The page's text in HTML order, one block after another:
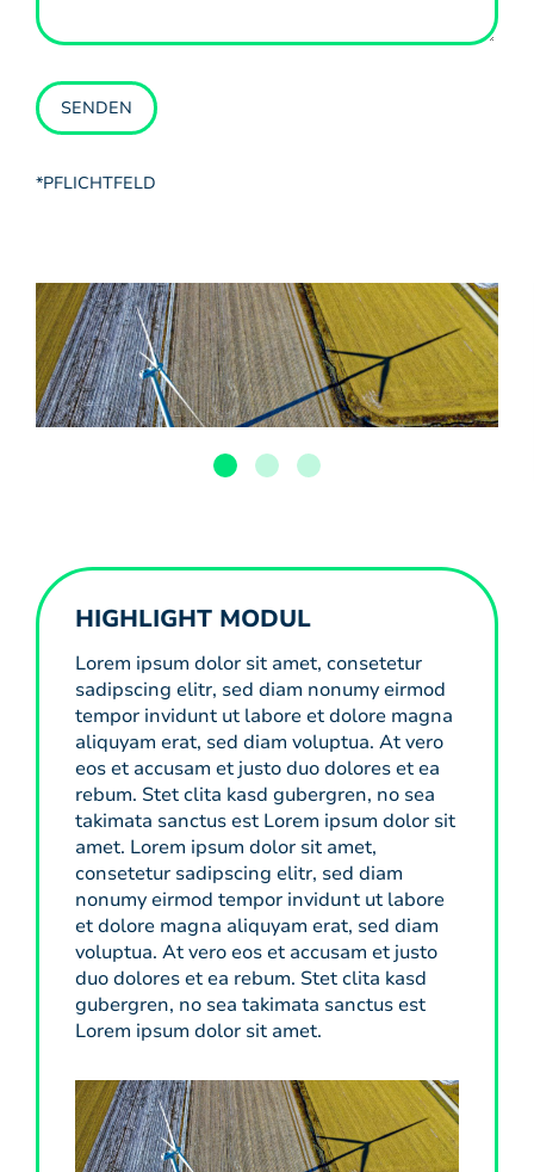
SENDEN
*PFLICHTFELD
HIGHLIGHT MODUL
Lorem ipsum dolor sit amet, consetetur
sadipscing elitr, sed diam nonumy eirmod
tempor invidunt ut labore et dolore magna
aliquyam erat, sed diam voluptua. At vero
eos et accusam et justo duo dolores et ea
rebum. Stet clita kasd gubergren, no sea
takimata sanctus est Lorem ipsum dolor sit
amet. Lorem ipsum dolor sit amet,
consetetur sadipscing elitr, sed diam
nonumy eirmod tempor invidunt ut labore
et dolore magna aliquyam erat, sed diam
voluptua. At vero eos et accusam et justo
duo dolores et ea rebum. Stet clita kasd
gubergren, no sea takimata sanctus est
Lorem ipsum dolor sit amet.